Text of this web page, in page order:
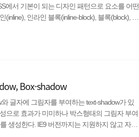
에서 기본이 되는 디자인 패턴으로 요소를 어떤
인라인 블록(inline-block), 블록(block), 테
, 테두리 둘레에 마진이 있다. 마진 둘레의 박스
Box-shadow
글자에 그림자를 부여하는 text-shadow가 있
으로 효과가 미미하나 박스형태의 그림자 부여
생성한다. IE9 버전까지는 지원하지 않고 자체